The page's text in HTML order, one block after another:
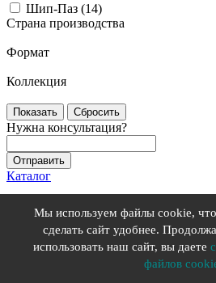
Шип-Паз (14)
Страна производства
Формат
Коллекция
Сбросить
Нужна консультация?
Каталог
Услуги
Доставка
Компания
Мы используем файлы cookie,
сделать сайт удобнее.
использовать наш сайт, вы даете
файлов